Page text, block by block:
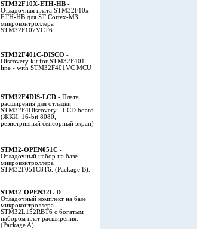
STM32F10X-ETH-HB -
Отладочная плата STM32F10x
ETH-HB для ST Cortex-M3
микроконтроллера
STM32F107VCT6
STM32F401C-DISCO -
Discovery kit for STM32F401
line - with STM32F401VC MCU
STM32F4DIS-LCD - Плата
расширения для отладки
STM32F4Discovery - LCD board
(ЖКИ, 16-bit 8080,
резистривный сенсорный экран)
STM32-OPEN051C -
Отладочный набор на базе
микроконтроллера
STM32F051C8T6. (Package B).
STM32-OPEN32L-D -
Отладочный комплект на базе
микроконтроллера
STM32L152RBT6 с богатым
набором плат расширения.
(Package A).